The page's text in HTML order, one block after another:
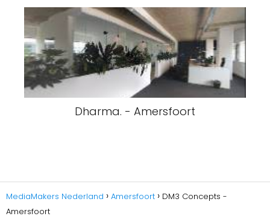
Dharma. - Amersfoort
MediaMakers Nederland Amersfoort
DM3 Concepts -
Amersfoort